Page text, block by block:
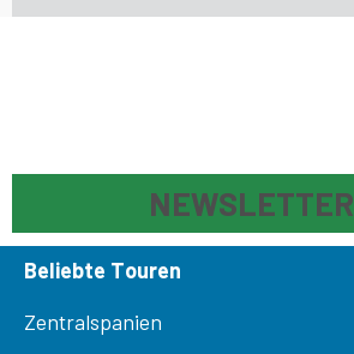
NEWSLETTER
Beliebte Touren
Zentralspanien